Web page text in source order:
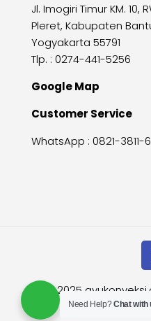
Jl. Imogiri Timur KM. 10,
Pleret, Kabupaten
Yogyakarta 55791
Tlp. : 0274-441-5256
Google Map
Customer Service
WhatsApp : 0821-3811-
© 2025
Need Help?Chat with